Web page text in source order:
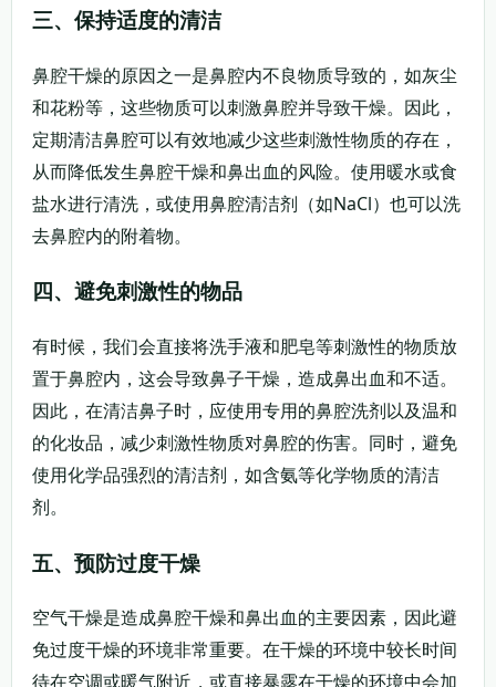
三、保持适度的清洁
鼻腔干燥的原因之一是鼻腔内不良物质导致的，如灰尘
和花粉等，这些物质可以刺激鼻腔并导致干燥。因此，
定期清洁鼻腔可以有效地减少这些刺激性物质的存在，
从而降低发生鼻腔干燥和鼻出血的风险。使用暖水或食
盐水进行清洗，或使用鼻腔清洁剂（如NaCl）也可以洗
去鼻腔内的附着物。
四、避免刺激性的物品
有时候，我们会直接将洗手液和肥皂等刺激性的物质放
置于鼻腔内，这会导致鼻子干燥，造成鼻出血和不适。
因此，在清洁鼻子时，应使用专用的鼻腔洗剂以及温和
的化妆品，减少刺激性物质对鼻腔的伤害。同时，避免
使用化学品强烈的清洁剂，如含氨等化学物质的清洁
剂。
五、预防过度干燥
空气干燥是造成鼻腔干燥和鼻出血的主要因素，因此避
免过度干燥的环境非常重要。在干燥的环境中较长时间
待在空调或暖气附近，或直接暴露在干燥的环境中会加